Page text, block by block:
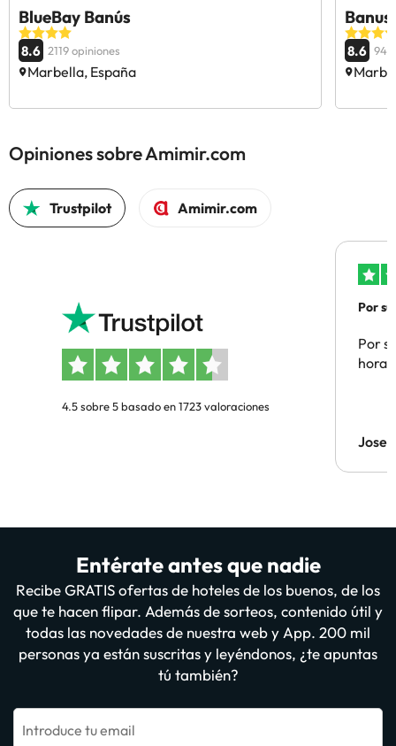
BlueBay Banús
8.6 2119 opiniones
Marbella, España
8.6 94
Opiniones sobre Amimir.com
Trustpilot Amimir.com
4.5 sobre 5 basado en 1723 valoraciones
Por
Por
hora
Jose
Entérate antes que nadie
Recibe GRATIS ofertas de hoteles de los buenos, de los
que te hacen flipar. Además de sorteos, contenido útil y
todas las novedades de nuestra web y App. 200 mil
personas ya están suscritas y leyéndonos, ¿te apuntas
tú también?
Introduce tu email